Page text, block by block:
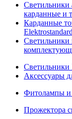
Светильники
карданные и
Карданные
Elektrostandard
Светильники
Аксессуары
Фитолампы и
Прожектора